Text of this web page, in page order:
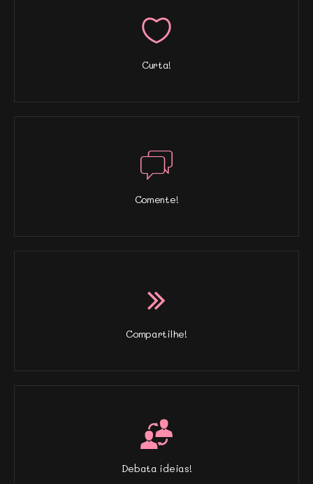
Curta!
Comente!
Compartilhe!
Debata ideias!